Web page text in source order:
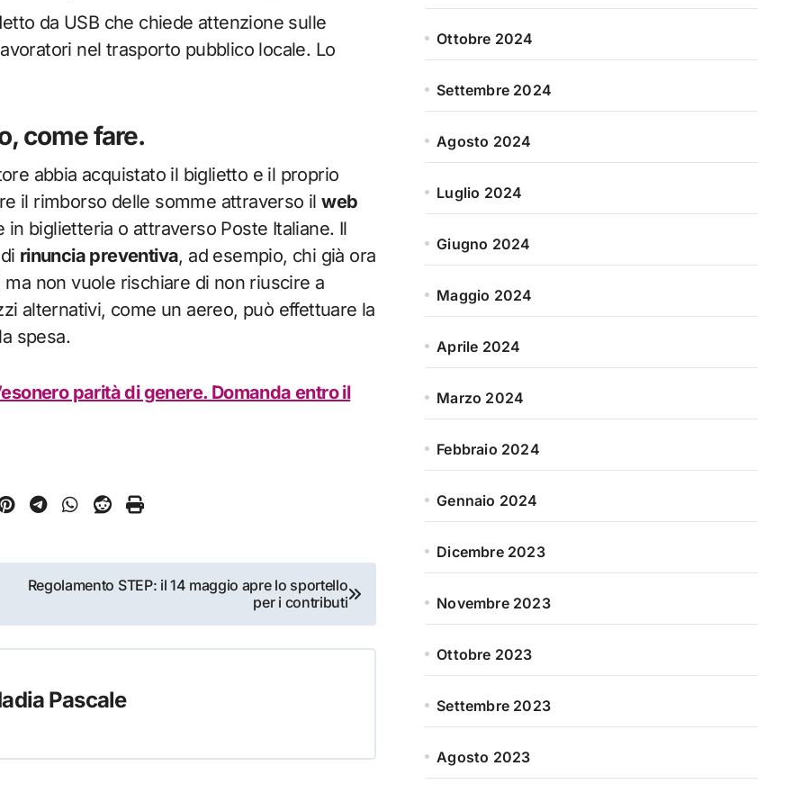
da USB che chiede attenzione sulle
nel trasporto pubblico locale. Lo
come fare.
abbia acquistato il biglietto e il proprio
il rimborso delle somme attraverso ilweb
biglietteria o attraverso Poste Italiane. Il
rinuncia preventiva, ad esempio, chi già ora
non vuole rischiare di non riuscire a
alternativi, come un aereo, può effettuare la
spesa.
parità di genere. Domanda entro il
Regolamento STEP: il 14 maggio apre lo sportello
per i contributi
Pascale
Ottobre 2024
Settembre 2024
Agosto 2024
Luglio 2024
Giugno 2024
Maggio 2024
Aprile 2024
Marzo 2024
Febbraio 2024
Gennaio 2024
Dicembre 2023
Novembre 2023
Ottobre 2023
Settembre 2023
Agosto 2023